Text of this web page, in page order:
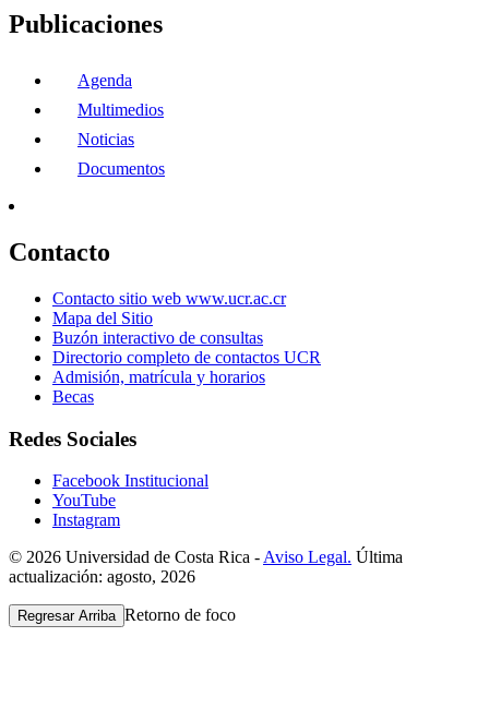
Publicaciones
Agenda
Multimedios
Noticias
Documentos
Contacto
Contacto sitio web www.ucr.ac.cr
Mapa del Sitio
Buzón interactivo de consultas
Directorio completo de contactos UCR
Admisión, matrícula y horarios
Becas
Redes Sociales
Facebook Institucional
YouTube
Instagram
© 2026 Universidad de Costa Rica - Aviso Legal. Última
actualización: agosto, 2026
Regresar Arriba Retorno de foco